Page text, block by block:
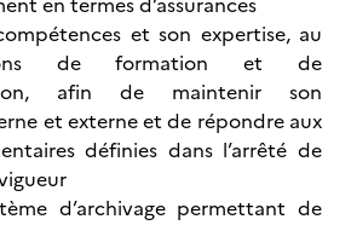
et son expertise, au
de formation et de
afin de maintenir son
et externe et de répondre aux
définies dans l’arrêté de
d’archivage permettant de